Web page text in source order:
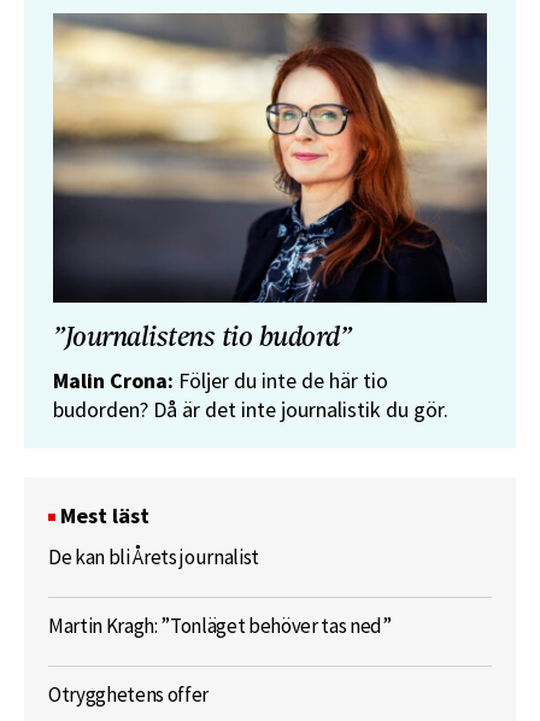
”Journalistens tio budord”
Malin Crona: Följer du inte de här tio
budorden? Då är det inte journalistik du gör.
Mest läst
De kan bli Årets journalist
Martin Kragh: ”Tonläget behöver tas ned”
Otrygghetens offer